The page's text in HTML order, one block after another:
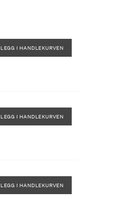
LEGG I HANDLEKURVEN
LEGG I HANDLEKURVEN
LEGG I HANDLEKURVEN